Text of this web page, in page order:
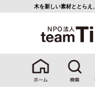
木を新しい素材ととらえ、